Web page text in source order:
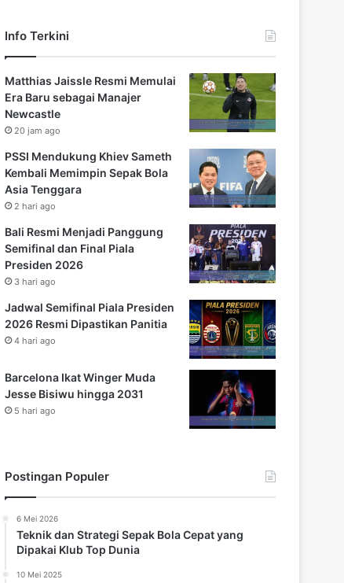
Info Terkini
Matthias Jaissle Resmi Memulai
Era Baru sebagai Manajer
Newcastle
20 jam ago
PSSI Mendukung Khiev Sameth
Kembali Memimpin Sepak Bola
Asia Tenggara
2 hari ago
Bali Resmi Menjadi Panggung
Semifinal dan Final Piala
Presiden 2026
3 hari ago
Jadwal Semifinal Piala Presiden
2026 Resmi Dipastikan Panitia
4 hari ago
Barcelona Ikat Winger Muda
Jesse Bisiwu hingga 2031
5 hari ago
Postingan Populer
6 Mei 2026
Teknik dan Strategi Sepak Bola Cepat yang
Dipakai Klub Top Dunia
10 Mei 2025